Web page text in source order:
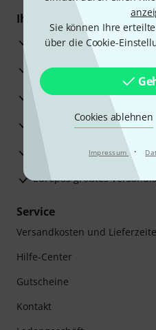
Sie können Ihre
über die Cookie-
Cookies ablehnen
Impressum ·
Ihre Vorteile
3 Jahre Thomann Garantie
30 Tage Money-Back-
Reparaturservice
Beratung durch
Zufriedenheitsgarantie
Europas größtes
Service
Versandkosten und
Hilfe-Center
Gutscheine
Kontakt